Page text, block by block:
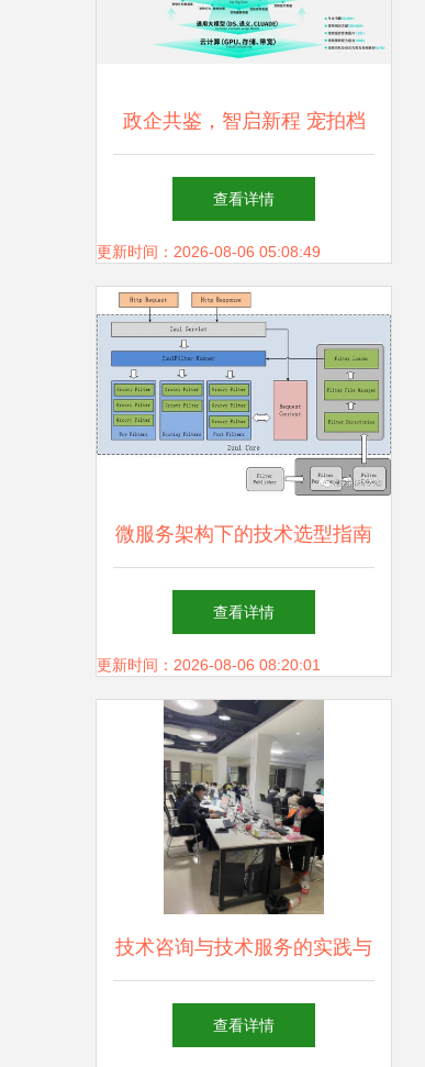
政企共鉴，智启新程 宠拍档
亮相全国服务消费季特色成果
展，技术咨询服务引发关注
查看详情
更新时间：2026-08-06 05:08:49
微服务架构下的技术选型指南
从实战角度出发
查看详情
更新时间：2026-08-06 08:20:01
技术咨询与技术服务的实践与
探索——沈阳君景技术咨询服
查看详情